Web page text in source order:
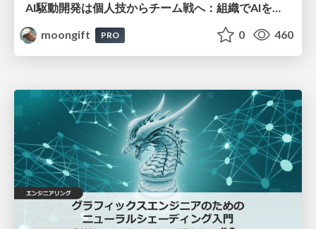
AI駆動開発は個人技からチーム戦へ：組織でAIを使いこなすための実践設計
moongift
PRO 0 460